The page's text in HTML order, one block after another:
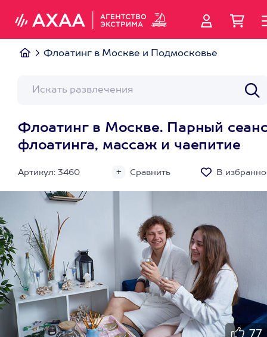
Флоатинг в Москве и Подмосковье
Флоатинг в Москве. Парный
флоатинга, массаж и чаепитие
Артикул: 3460 Сравнить В
77